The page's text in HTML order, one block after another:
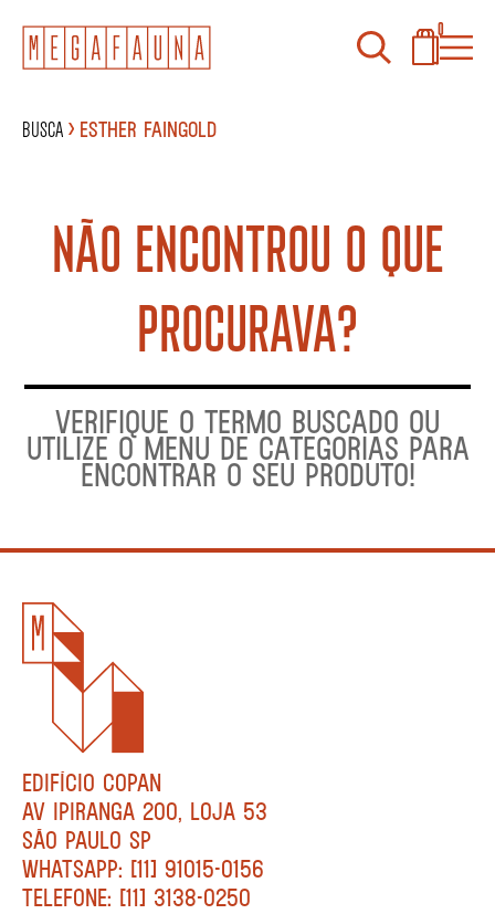
0
Busca Esther Faingold
NÃO ENCONTROU O QUE
PROCURAVA?
VERIFIQUE O TERMO BUSCADO OU
UTILIZE O MENU DE CATEGORIAS PARA
ENCONTRAR O SEU PRODUTO!
EDIFÍCIO COPAN
AV IPIRANGA 200, LOJA 53
SÃO PAULO SP
WHATSAPP: [11] 91015-0156
TELEFONE: [11] 3138-0250